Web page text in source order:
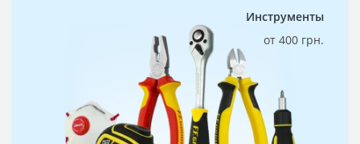
Инструменты
от 400 грн.